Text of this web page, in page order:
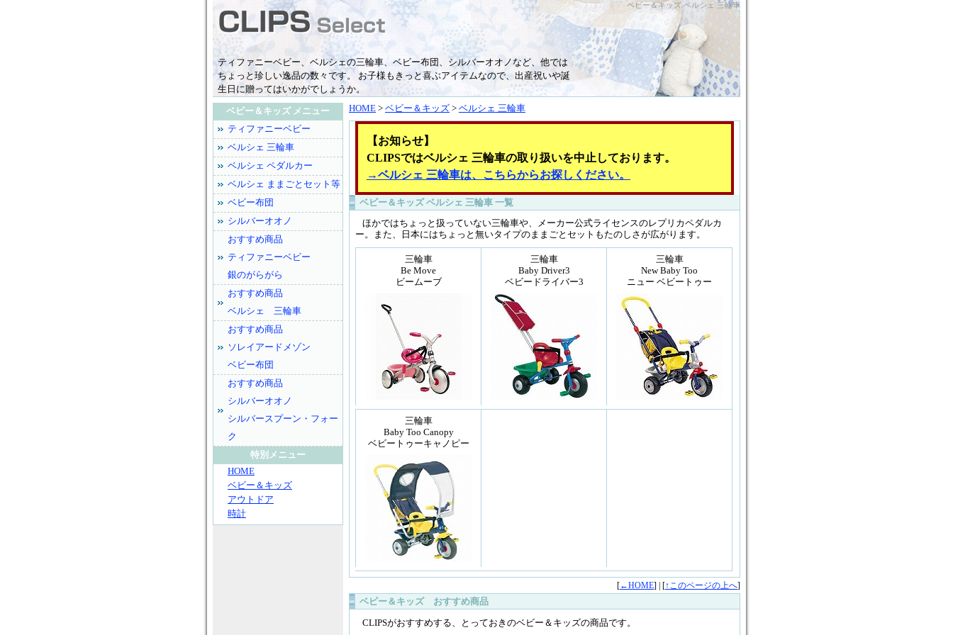
ベビー＆キッズ ベルシェ 三輪車
ティファニーベビー、ベルシェの三輪車、ベビー布団、シルバーオオノなど、他では
ちょっと珍しい逸品の数々です。 お子様もきっと喜ぶアイテムなので、出産祝いや誕
生日に贈ってはいかがでしょうか。
HOME > ベビー＆キッズ > ベルシェ 三輪車
【お知らせ】
CLIPSではベルシェ 三輪車の取り扱いを中止しております。
→ベルシェ 三輪車は、こちらからお探しください。
ベビー＆キッズ ベルシェ 三輪車 一覧
ほかではちょっと扱っていない三輪車や、メーカー公式ライセンスのレプリカペダルカ
ー。また、日本にはちょっと無いタイプのままごとセットもたのしさが広がります。
三輪車
Be Move
ビームーブ
三輪車
Baby Driver3
ベビードライバー3
三輪車
New Baby Too
ニュー ベビートゥー
三輪車
Baby Too Canopy
ベビートゥーキャノピー
[←HOME] | [↑このページの上へ]
ベビー＆キッズ おすすめ商品
CLIPSがおすすめする、とっておきのベビー＆キッズの商品です。
ベビー＆キッズ メニュー
ティファニーベビー
ベルシェ 三輪車
ベルシェ ペダルカー
ベルシェ ままごとセット等
ベビー布団
シルバーオオノ
おすすめ商品
ティファニーベビー
銀のがらがら
おすすめ商品
ベルシェ 三輪車
おすすめ商品
ソレイアードメゾン
ベビー布団
おすすめ商品
シルバーオオノ
シルバースプーン・フォー
ク
特別メニュー
HOME
ベビー＆キッズ
アウトドア
時計